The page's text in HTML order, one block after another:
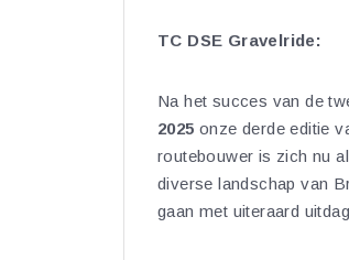
TC DSE Gravelride:
Na het succes van de
2025 onze derde editie
routebouwer is zich nu
diverse landschap van
gaan met uiteraard